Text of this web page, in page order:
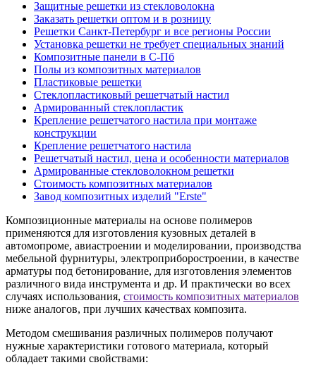
Защитные решетки из стекловолокна
Заказать решетки оптом и в розницу
Решетки Санкт-Петербург и все регионы России
Установка решетки не требует специальных знаний
Композитные панели в С-Пб
Полы из композитных материалов
Пластиковые решетки
Стеклопластиковый решетчатый настил
Армированный стеклопластик
Крепление решетчатого настила при монтаже
конструкции
Крепление решетчатого настила
Решетчатый настил, цена и особенности материалов
Армированные стекловолокном решетки
Стоимость композитных материалов
Завод композитных изделий "Erste"
Композиционные материалы на основе полимеров
применяются для изготовления кузовных деталей в
автомопроме, авиастроении и моделировании, производства
мебельной фурнитуры, электроприборостроении, в качестве
арматуры под бетонирование, для изготовления элементов
различного вида инструмента и др. И практически во всех
случаях использования, стоимость композитных материалов
ниже аналогов, при лучших качествах композита.
Методом смешивания различных полимеров получают
нужные характеристики готового материала, который
обладает такими свойствами: